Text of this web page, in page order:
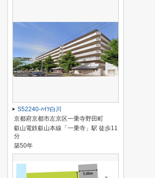
S52240-ﾊｲﾂ白川
京都府京都市左京区一乗寺野田町
叡山電鉄叡山本線「一乗寺」駅 徒歩11
分
築50年